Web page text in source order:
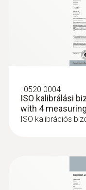
: 0520 0004
ISO kalibrálási
with 4
ISO kalibrációs